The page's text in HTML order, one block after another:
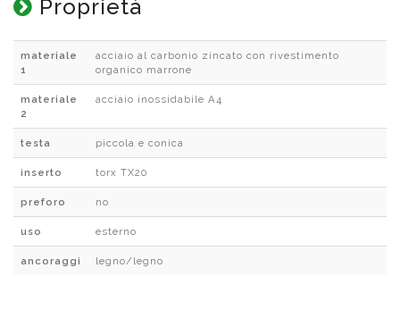
Proprietà
materiale
1
acciaio al carbonio zincato con rivestimento
organico marrone
materiale
2
acciaio inossidabile A4
testa piccola e conica
inserto torx TX20
preforo no
uso esterno
ancoraggi legno/legno